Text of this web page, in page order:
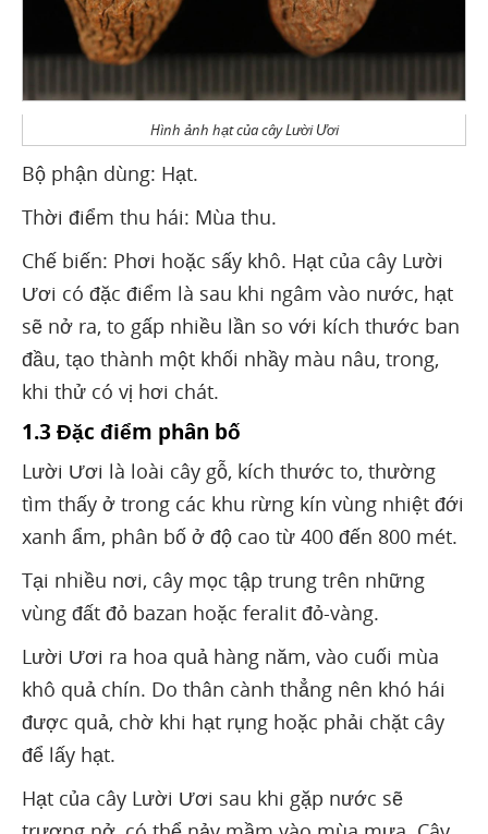
Hình ảnh hạt của cây Lười Ươi
Bộ phận dùng: Hạt.
Thời điểm thu hái: Mùa thu.
Chế biến: Phơi hoặc sấy khô. Hạt của cây Lười
Ươi có đặc điểm là sau khi ngâm vào nước, hạt
sẽ nở ra, to gấp nhiều lần so với kích thước ban
đầu, tạo thành một khối nhầy màu nâu, trong,
khi thử có vị hơi chát.
1.3 Đặc điểm phân bố
Lười Ươi là loài cây gỗ, kích thước to, thường
tìm thấy ở trong các khu rừng kín vùng nhiệt đới
xanh ẩm, phân bố ở độ cao từ 400 đến 800 mét.
Tại nhiều nơi, cây mọc tập trung trên những
vùng đất đỏ bazan hoặc feralit đỏ-vàng.
Lười Ươi ra hoa quả hàng năm, vào cuối mùa
khô quả chín. Do thân cành thẳng nên khó hái
được quả, chờ khi hạt rụng hoặc phải chặt cây
để lấy hạt.
Hạt của cây Lười Ươi sau khi gặp nước sẽ